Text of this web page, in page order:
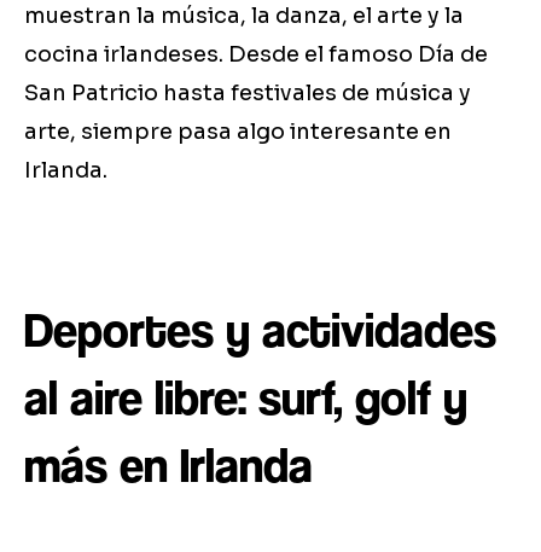
muestran la música, la danza, el arte y la
cocina irlandeses. Desde el famoso Día de
San Patricio hasta festivales de música y
arte, siempre pasa algo interesante en
Irlanda.
Deportes y actividades
al aire libre: surf, golf y
más en Irlanda